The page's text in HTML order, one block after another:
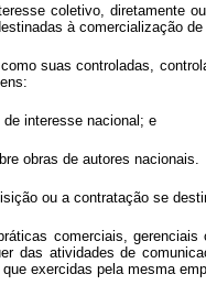
coletivo, diretamente
à comercialização
suas controladas,
de interesse nacional; e
obras de autores nacionais.
ou a contratação se
comerciais,
das atividades de
exercidas pela mesma